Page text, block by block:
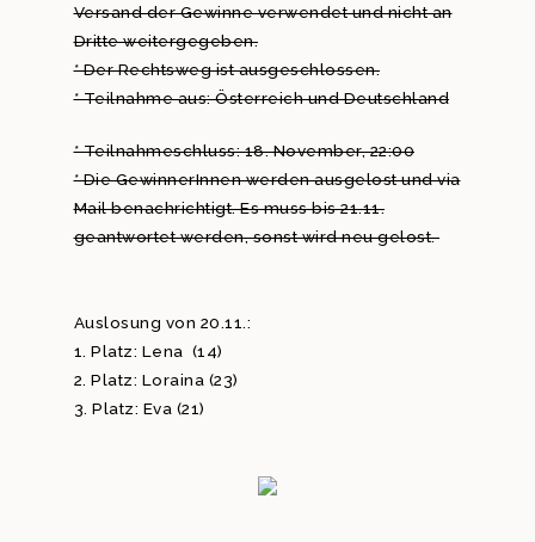
Versand der Gewinne verwendet und nicht an
Dritte weitergegeben.
* Der Rechtsweg ist ausgeschlossen.
* Teilnahme aus: Österreich und Deutschland
* Teilnahmeschluss: 18. November, 22:00
* Die GewinnerInnen werden ausgelost und via
Mail benachrichtigt. Es muss bis 21.11.
geantwortet werden, sonst wird neu gelost.
Auslosung von 20.11.:
1. Platz: Lena (14)
2. Platz: Loraina (23)
3. Platz: Eva (21)